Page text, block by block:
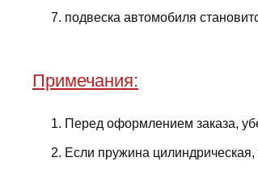
подвеска автомобиля
Примечания:
Перед оформлением заказа,
Если пружина